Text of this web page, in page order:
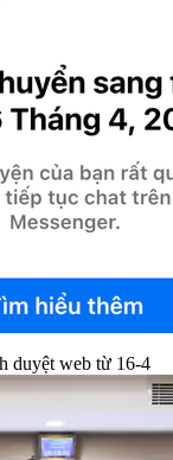
duyệt web từ 16-4